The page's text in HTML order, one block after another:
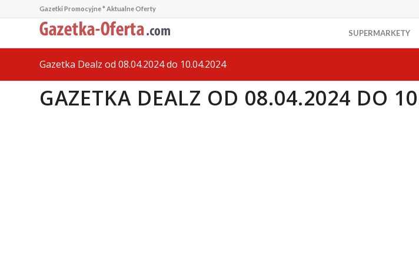
Gazetki Promocyjne * Aktualne Oferty
SUPERMARKETY
Gazetka Dealz od 08.04.2024 do 10.04.2024
GAZETKA DEALZ OD 08.04.2024 DO